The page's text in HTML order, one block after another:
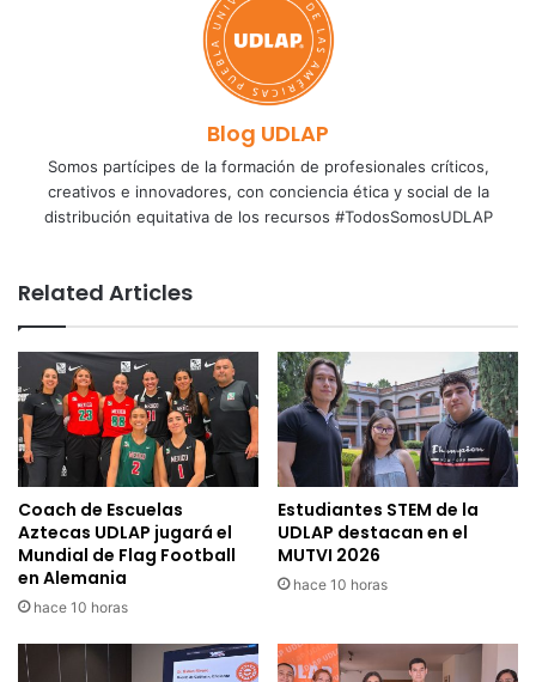
Blog UDLAP
Somos partícipes de la formación de profesionales críticos,
creativos e innovadores, con conciencia ética y social de la
distribución equitativa de los recursos #TodosSomosUDLAP
Related Articles
Coach de Escuelas
Aztecas UDLAP jugará el
Mundial de Flag Football
en Alemania
hace 10 horas
Estudiantes STEM de la
UDLAP destacan en el
MUTVI 2026
hace 10 horas